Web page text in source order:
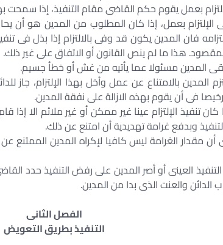
بعمل يقوم حكم القاضى مقام التنفيذ، إذا سمحت
الإلتزام بعمل، إذا كان المطلوب من المدين هو أن
فان المدين يكون قد وفى بالالتزام إذا بذل فى
هذا ما لم ينص القانون أو الاتفاق على غير ذلك.
المدين بالامتناع عن عمل وأخل بهذا الإلتزام، جاز
فى أن يقوم بهذه الازالة على نفقة المدين.
كان تنفيذ الإلتزام عينا غير ممكن أو غير ملائم الا
وبدفع غرامة تهديدية أن امتنع عن ذلك.
أن مقدار الغرامة ليس كافيا لإكراه المدين الممتنع
العينى أو أصر المدين على رفض التنفيذ حدد
الدائن والعنت الذى بدا من المدين.
الفصل الثانى
التنفيذ بطريق التعويض